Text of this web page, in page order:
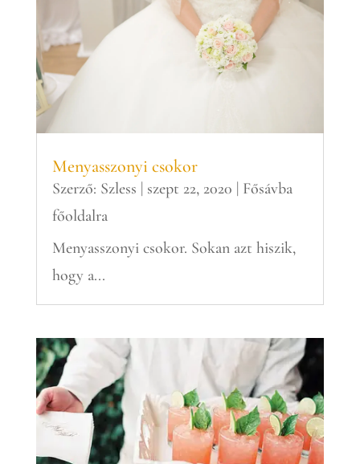
Menyasszonyi csokor
Szerző: Szless | szept 22, 2020 | Fősávba
főoldalra
Menyasszonyi csokor. Sokan azt hiszik,
hogy a...